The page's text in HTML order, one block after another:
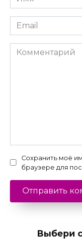
*
Email
*
Комментарий
Сохранить моё
браузере для
Выбери